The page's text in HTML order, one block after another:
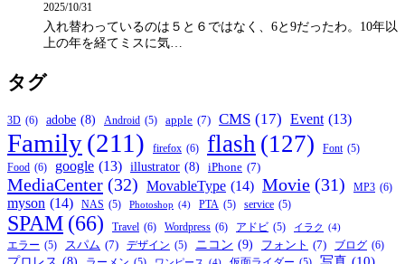
2025/10/31
入れ替わっているのは５と６ではなく、6と9だったわ。10年以
上の年を経てミスに気…
タグ
3D (6) adobe (8) Android (5) apple (7) CMS (17) Event (13)
Family(211) firefox (6) flash (127) Font (5)
Food (6) google (13) illustrator (8) iPhone (7)
MediaCenter (32) MovableType (14) Movie (31) MP3 (6)
myson (14) NAS (5) Photoshop (4) PTA (5) service (5)
SPAM (66) Travel (6) Wordpress (6) アドビ (5) イラク (4)
エラー (5) スパム (7) デザイン (5) ニコン (9) フォント (7) ブログ (6)